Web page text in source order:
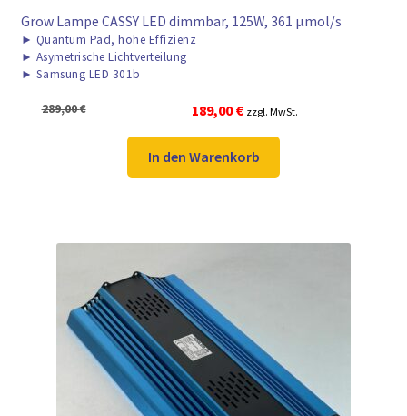
Grow Lampe CASSY LED dimmbar, 125W, 361 μmol/s
► Quantum Pad, hohe Effizienz
► Asymetrische Lichtverteilung
► Samsung LED 301b
289,00€
Ursprünglicher
Preis
war:
289,00 €
189,00€Aktueller
Preis
ist:
189,00 €.
zzgl. MwSt.
In den Warenkorb